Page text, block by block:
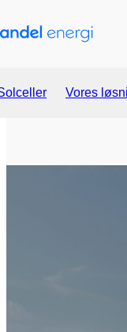
Vores